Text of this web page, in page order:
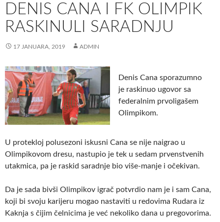
DENIS CANA I FK OLIMPIK
RASKINULI SARADNJU
17 JANUARA, 2019 ADMIN
Denis Cana sporazumno
je raskinuo ugovor sa
federalnim prvoligašem
Olimpikom.
U protekloj polusezoni iskusni Cana se nije naigrao u
Olimpikovom dresu, nastupio je tek u sedam prvenstvenih
utakmica, pa je raskid saradnje bio više-manje i očekivan.
Da je sada bivši Olimpikov igrač potvrdio nam je i sam Cana,
koji bi svoju karijeru mogao nastaviti u redovima Rudara iz
Kaknja s čijim čelnicima je već nekoliko dana u pregovorima.